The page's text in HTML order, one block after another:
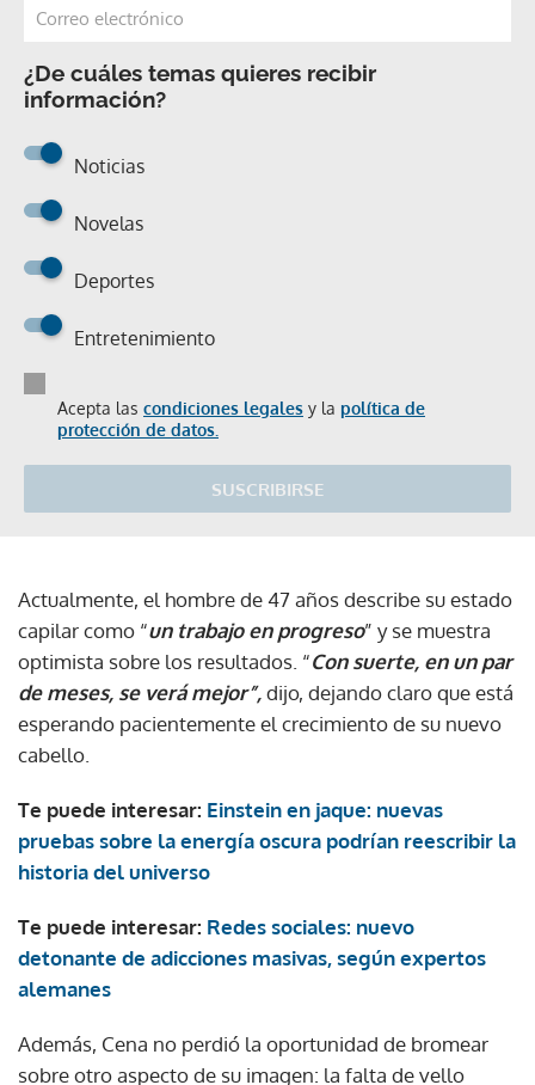
¿De cuáles temas quieres recibir
información?
Noticias
Novelas
Deportes
Entretenimiento
Acepta las condiciones legales y la política de
protección de datos.
SUSCRIBIRSE
Actualmente, el hombre de 47 años describe su estado
capilar como “un trabajo en progreso” y se muestra
optimista sobre los resultados. “Con suerte, en un par
de meses, se verá mejor”,dijo, dejando claro que está
esperando pacientemente el crecimiento de su nuevo
cabello.
Te puede interesar: Einstein en jaque: nuevas
pruebas sobre la energía oscura podrían reescribir la
historia del universo
Te puede interesar: Redes sociales: nuevo
detonante de adicciones masivas, según expertos
alemanes
Además, Cena no perdió la oportunidad de bromear
sobre otro aspecto de su imagen: la falta de vello